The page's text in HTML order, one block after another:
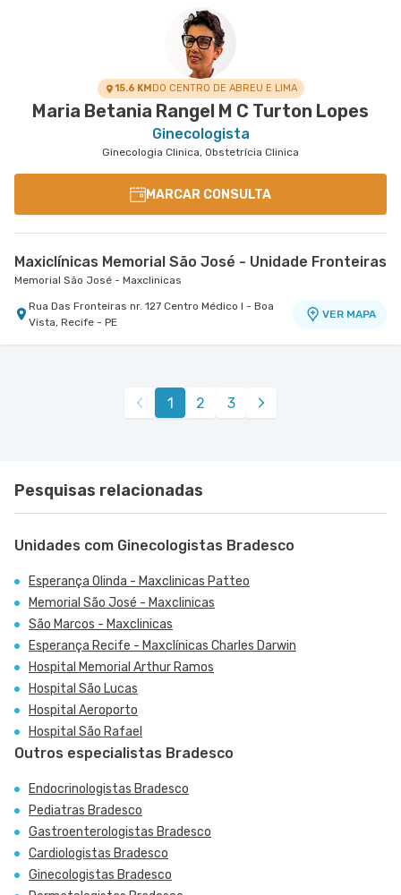
15.6 KMDO CENTRO DE ABREU E LIMA
Maria Betania Rangel M C Turton Lopes
Ginecologista
Ginecologia Clinica, Obstetrícia Clinica
MARCAR CONSULTA
Maxiclínicas Memorial São José - Unidade Fronteiras
Memorial São José - Maxclinicas
Rua Das Fronteiras nr. 127 Centro Médico I - Boa
Vista, Recife - PE
VER MAPA
1 2 3
Pesquisas relacionadas
Unidades com Ginecologistas Bradesco
Esperança Olinda - Maxclinicas Patteo
Memorial São José - Maxclinicas
São Marcos - Maxclinicas
Esperança Recife - Maxclínicas Charles Darwin
Hospital Memorial Arthur Ramos
Hospital São Lucas
Hospital Aeroporto
Hospital São Rafael
Outros especialistas Bradesco
Endocrinologistas Bradesco
Pediatras Bradesco
Gastroenterologistas Bradesco
Cardiologistas Bradesco
Ginecologistas Bradesco